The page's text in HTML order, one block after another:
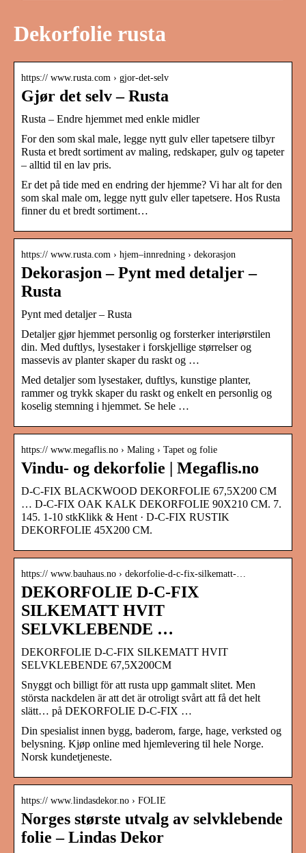
Dekorfolie rusta
https:// www.rusta.com › gjor-det-selv
Gjør det selv – Rusta
Rusta – Endre hjemmet med enkle midler
For den som skal male, legge nytt gulv eller tapetsere tilbyr
Rusta et bredt sortiment av maling, redskaper, gulv og tapeter
– alltid til en lav pris.
Er det på tide med en endring der hjemme? Vi har alt for den
som skal male om, legge nytt gulv eller tapetsere. Hos Rusta
finner du et bredt sortiment…
https:// www.rusta.com › hjem–innredning › dekorasjon
Dekorasjon – Pynt med detaljer –
Rusta
Pynt med detaljer – Rusta
Detaljer gjør hjemmet personlig og forsterker interiørstilen
din. Med duftlys, lysestaker i forskjellige størrelser og
massevis av planter skaper du raskt og …
Med detaljer som lysestaker, duftlys, kunstige planter,
rammer og trykk skaper du raskt og enkelt en personlig og
koselig stemning i hjemmet. Se hele …
https:// www.megaflis.no › Maling › Tapet og folie
Vindu- og dekorfolie | Megaflis.no
D-C-FIX BLACKWOOD DEKORFOLIE 67,5X200 CM
… D-C-FIX OAK KALK DEKORFOLIE 90X210 CM. 7.
145. 1-10 stkKlikk & Hent · D-C-FIX RUSTIK
DEKORFOLIE 45X200 CM.
https:// www.bauhaus.no › dekorfolie-d-c-fix-silkematt-…
DEKORFOLIE D-C-FIX
SILKEMATT HVIT
SELVKLEBENDE …
DEKORFOLIE D-C-FIX SILKEMATT HVIT
SELVKLEBENDE 67,5X200CM
Snyggt och billigt för att rusta upp gammalt slitet. Men
största nackdelen är att det är otroligt svårt att få det helt
slätt… på DEKORFOLIE D-C-FIX …
Din spesialist innen bygg, baderom, farge, hage, verksted og
belysning. Kjøp online med hjemlevering til hele Norge.
Norsk kundetjeneste.
https:// www.lindasdekor.no › FOLIE
Norges største utvalg av selvklebende
folie – Lindas Dekor